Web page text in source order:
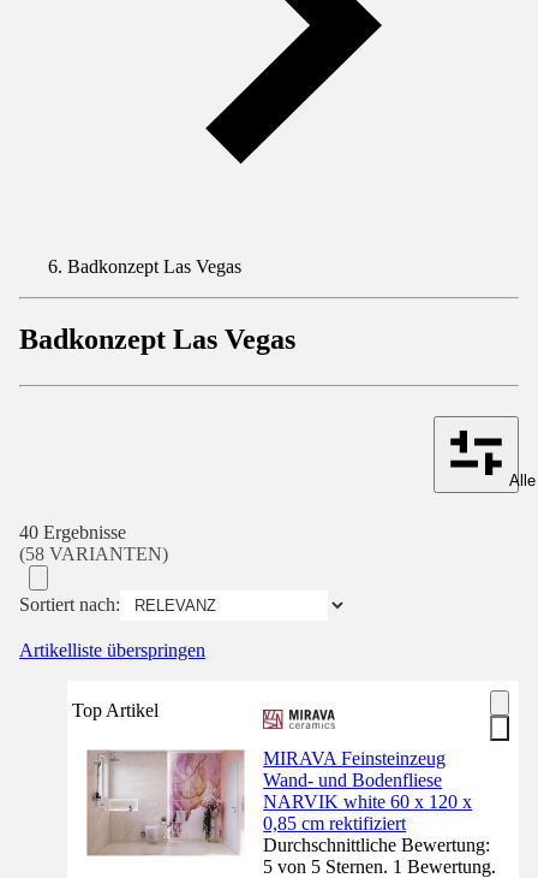
Badkonzept Las Vegas
Badkonzept Las Vegas
40 Ergebnisse
(58 VARIANTEN)
Sortiert nach:
Artikelliste überspringen
Top Artikel
MIRAVA Feinsteinzeug
Wand- und Bodenfliese
NARVIK white 60 x 120 x
0,85 cm rektifiziert
Durchschnittliche Bewertung:
5 von 5 Sternen. 1 Bewertung.